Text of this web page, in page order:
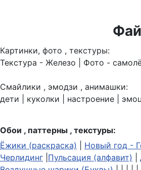
Картинки, фото , текстуры:
Текстура - Железо | Фото -
Смайлики , эмодзи , анимашки:
дети | куколки | настроение |
Обои , паттерны , текстуры:
Ёжики (раскраска)
Новый год -
Черлидинг Пульсация (алфавит)